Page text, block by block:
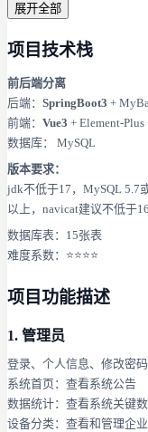
展开全部
项目技术栈
前后端分离
后端： SpringBoot3 +
前端： Vue3 + Element-
数据库： MySQL
版本要求：
jdk不低于17，MySQL 5.7
以上，navicat建议不低于16
数据库表：15张表
难度系数：⭐⭐⭐⭐
项目功能描述
1. 管理员
登录、个人信息、修改密码
系统首页：查看系统公告
数据统计：查看系统关键
设备分类：查看和管理企